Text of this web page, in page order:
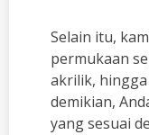
Selain itu,
permukaan
akrilik,
demikian,
yang sesuai